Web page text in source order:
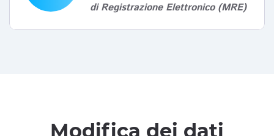
di Registrazione Elettronico (MRE)
Modifica dei dati